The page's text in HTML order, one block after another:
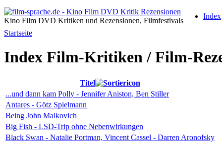
Kino Film DVD Kritiken und Rezensionen, Filmfestivals
Index
Startseite
Index Film-Kritiken / Film-
Titel
...und dann kam Polly - Jennifer Aniston, Ben Stiller
Antares - Götz Spielmann
Being John Malkovich
Big Fish - LSD-Trip ohne Nebenwirkungen
Black Swan - Natalie Portman, Vincent Cassel - Darren Aronofsky